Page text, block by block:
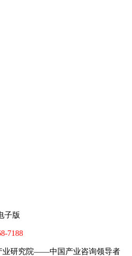
子版
7188
业研究院——中国产业咨询领导者